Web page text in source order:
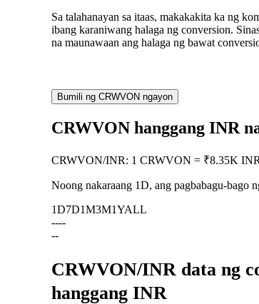
Sa talahanayan sa itaas, makakakita ka ng
ibang karaniwang halaga ng conversion.
na maunawaan ang halaga ng bawat
Bumili ng CRWVON ngayon
CRWVON hanggang INR
CRWVON/INR: 1 CRWVON = ₹8.35K INR
Noong nakaraang 1D, ang pagbabagu-bago
1D7D1M3M1YALL
----
--
CRWVON/INR data ng
hanggang INR